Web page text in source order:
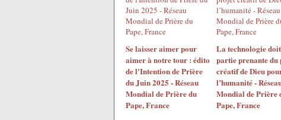
Se laisser aimer pour
aimer à notre tour : édito
de l'Intention de Prière
du Juin 2025 - Réseau
Mondial de Prière du
Pape, France
La technologie
partie prenante du
créatif de Dieu
l’humanité -
Mondial de Prière
Pape, France